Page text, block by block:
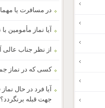
در مسافرت یا
آیا نماز مأمومین
از نظر جناب عالی
کسی که در نماز
آیا فرد در حال
جهت قبله برنگردد؟